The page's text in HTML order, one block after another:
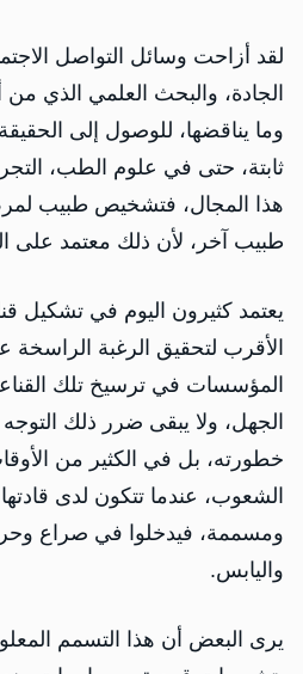
لقد أزاحت وسائل التواصل
الجادة، والبحث العلمي الذي
وما يناقضها، للوصول إلى
ثابتة، حتى في علوم الطب،
هذا المجال، فتشخيص طبيب
طبيب آخر، لأن ذلك معتمد على
يعتمد كثيرون اليوم في تشكيل
الأقرب لتحقيق الرغبة الراسخة
المؤسسات في ترسيخ تلك
الجهل، ولا يبقى ضرر ذلك
خطورته، بل في الكثير من
الشعوب، عندما تتكون لدى
ومسممة، فيدخلوا في صراع
واليابس.
يرى البعض أن هذا التسمم